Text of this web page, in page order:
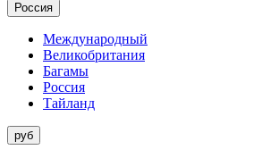
Россия
Международный
Великобритания
Багамы
Россия
Тайланд
руб